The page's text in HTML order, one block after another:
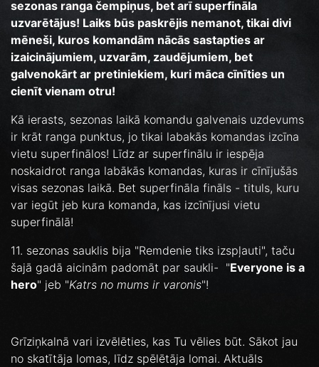
sezonas ranga čempiņus, bet arī superfināla
uzvarētājus! Laiks būs paskrējis nemanot, tikai divi
mēneši, kuros komandām nācās sastapties ar
izaicinājumiem, uzvarām, zaudējumiem, bet
galvenokārt ar pretiniekiem, kuri māca cīnīties un
cienīt vienam otru!
Kā ierasts, sezonas laikā komandu galvenais uzdevums
ir krāt ranga punktus, jo tikai labakās komandas izcīna
vietu superfinālos! Līdz ar superfinālu ir iespēja
noskaidrot ranga labākās komandas, kuras ir cīnījušās
visas sezonas laikā. Bet superfināla fināls - tituls, kuru
var iegūt jeb kura komanda, kas izcīnījusi vietu
superfinālā!
11. sezonas sauklis bija "Remdenie tiks izspļauti", taču
šajā gadā aicinām padomāt par saukli- "Everyone is a
hero" jeb "Katrs no mums ir varonis"!
Grīziņkalnā vari izvēlēties, kas Tu vēlies būt. Sākot jau
no skatītāja lomas, līdz spēlētāja lomai. Aktuāls